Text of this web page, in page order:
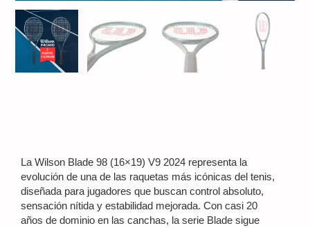
LaWilson Blade 98 (16×19) V9 2024 representa la
evolución de una de las raquetas más icónicas del tenis,
diseñada para jugadores que buscancontrol absoluto,
sensación nítida y estabilidad mejorada. Con casi 20
años de dominio en las canchas, la serie Blade sigue